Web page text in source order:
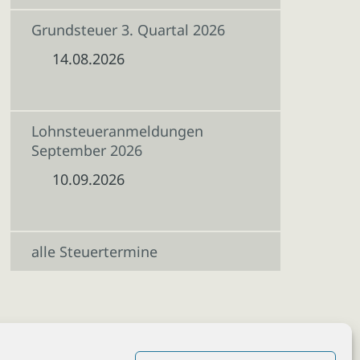
Grundsteuer 3. Quartal 2026
14.08.2026
Lohnsteueranmeldungen
September 2026
10.09.2026
alle Steuertermine